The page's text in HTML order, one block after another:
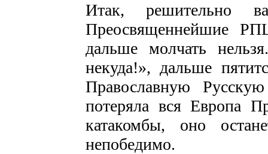
Итак, решительно
Преосвященнейшие
дальше молчать
некуда!», дальше
Православную
потеряла вся Европа
катакомбы, оно
непобедимо.